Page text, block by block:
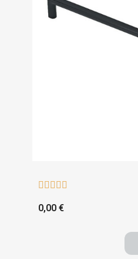
    
0,00 €